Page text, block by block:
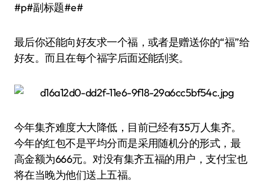
#p#副标题#e#
最后你还能向好友求一个福，或者是赠送你的“福”给
好友。而且在每个福字后面还能刮奖。
今年集齐难度大大降低，目前已经有35万人集齐。
今年的红包不是平均分而是采用随机分的形式，最
高金额为666元。对没有集齐五福的用户，支付宝也
将在当晚为他们送上五福。